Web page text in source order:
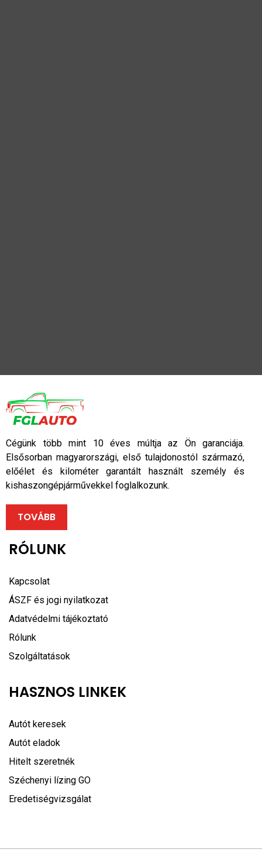
Cégünk több mint 10 éves múltja az Ön garanciája.
Elsősorban magyarországi, első tulajdonostól származó,
előélet és kilométer garantált használt személy és
kishaszongépjárművekkel foglalkozunk.
TOVÁBB
RÓLUNK
Kapcsolat
ÁSZF és jogi nyilatkozat
Adatvédelmi tájékoztató
Rólunk
Szolgáltatások
HASZNOS LINKEK
Autót keresek
Autót eladok
Hitelt szeretnék
Széchenyi lízing GO
Eredetiségvizsgálat